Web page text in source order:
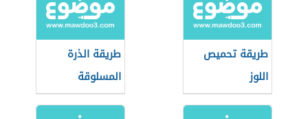
طريقة تحميص
اللوز
طريقة الذرة
المسلوقة